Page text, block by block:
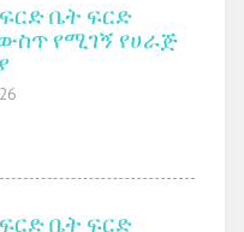
ቤት ፍርድ
የሚገኝ የሀራጅ
ቤት ፍርድ